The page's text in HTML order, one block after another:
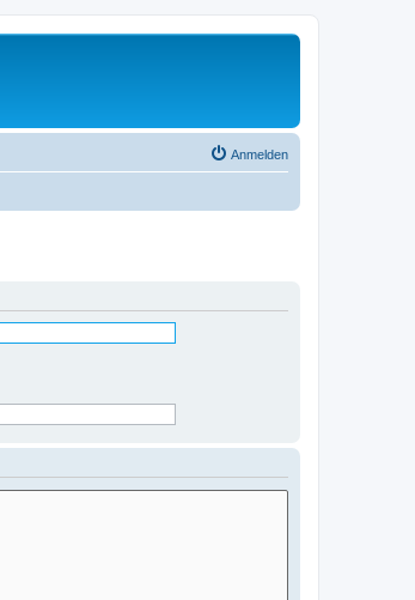
Anmelden